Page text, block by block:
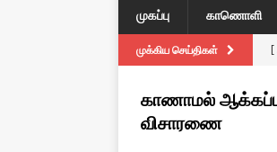
முகப்பு காணொளி
முக்கிய செய்திகள் [
[
காணாமல்
விசாரணை